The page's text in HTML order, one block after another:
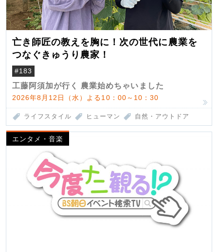
亡き師匠の教えを胸に！次の世代に農業を
つなぐきゅうり農家！
#183
工藤阿須加が行く 農業始めちゃいました
2026年8月12日（水）よる10：00～10：30
ライフスタイル ヒューマン 自然・アウトドア
エンタメ・音楽